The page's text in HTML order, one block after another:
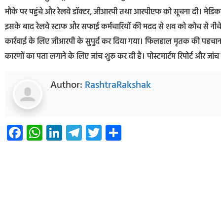
मौके पर पहुंचे और रेलवे डॉक्टर, जीआरपी तथा आरपीएफ को सूचना दी।
इसके बाद रेलवे स्टाफ और सफाई कर्मचारियों की मदद से शव को कोच से
कार्रवाई के लिए जीआरपी के सुपुर्द कर दिया गया। फिलहाल मृतक की
कारणों का पता लगाने के लिए जांच शुरू कर दी है। पोस्टमार्टम रिपोर्ट और
Author: RashtraRakshak
Facebook
WhatsApp
LinkedIn
Telegram
Twitter